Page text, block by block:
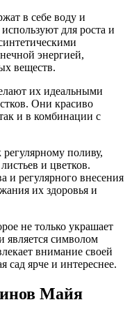
в себе воду и
для роста и
энергией,
веществ.
их идеальными
Они красиво
и в комбинации с
поливу,
и цветков.
и регулярного внесения
их здоровья и
не только украшает
является символом
внимание своей
сад ярче и интереснее.
Майя